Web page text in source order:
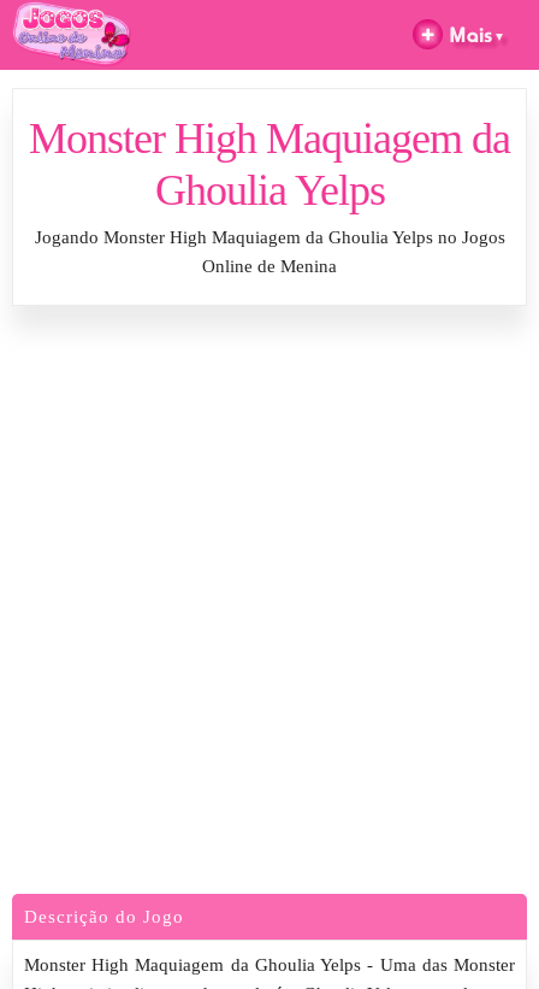
Monster High Maquiagem da
Ghoulia Yelps
Jogando Monster High Maquiagem da Ghoulia Yelps no Jogos
Online de Menina
Descrição do Jogo
Monster High Maquiagem da Ghoulia Yelps - Uma das Monster